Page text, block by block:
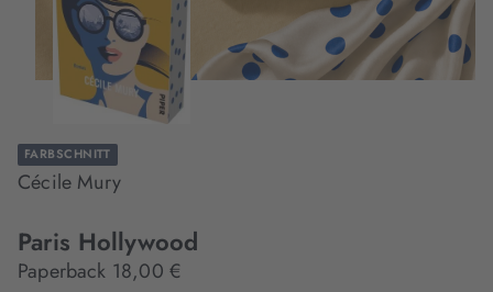
FARBSCHNITT
Cécile Mury
Paris Hollywood
Paperback 18,00 €